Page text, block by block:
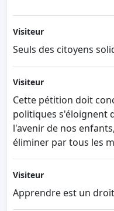
Visiteur
Seuls des citoyens
Visiteur
Cette pétition doit
politiques s'éloignent
l'avenir de nos
éliminer par tous les
Visiteur
Apprendre est un